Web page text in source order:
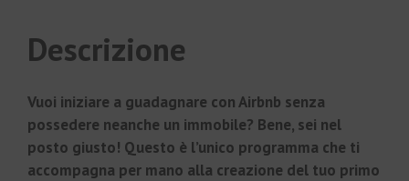
Descrizione
Vuoi iniziare a guadagnare con Airbnb senza
possedere neanche un immobile? Bene, sei nel
posto giusto! Questo è l’unico programma che ti
accompagna per mano alla creazione del tuo primo